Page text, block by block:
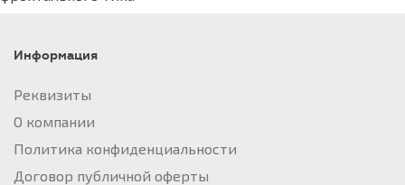
Информация
Реквизиты
О компании
Политика конфиденциальности
Договор публичной оферты